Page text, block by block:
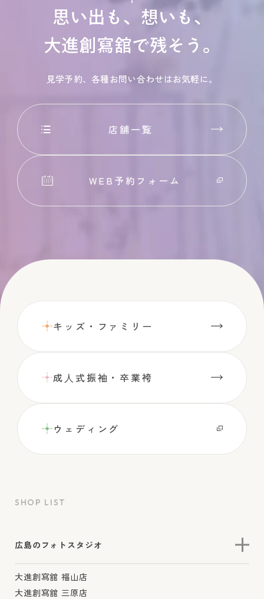
思い出も、想いも、
大進創寫舘で残そう。
見学予約、各種お問い合わせはお気軽に。
店舗一覧
WEB予約フォーム
キッズ・ファミリー
成⼈式振袖・卒業袴
ウェディング
SHOP LIST
広島のフォトスタジオ
大進創寫舘 福山店
大進創寫舘 三原店